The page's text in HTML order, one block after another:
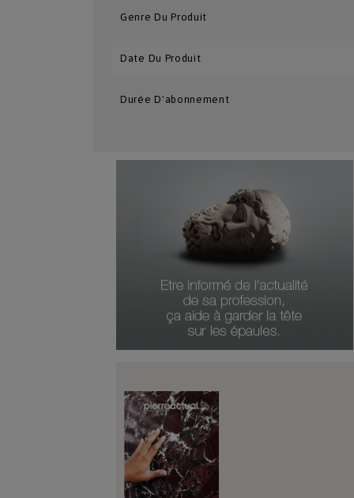
Genre Du Produit
Date Du Produit
Durée D'abonnement